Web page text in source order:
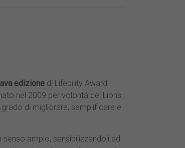
edizione di Lifebility Award
nel 2009 per volontà dei Lions,
di migliorare, semplificare e
ampio, sensibilizzandoli ad